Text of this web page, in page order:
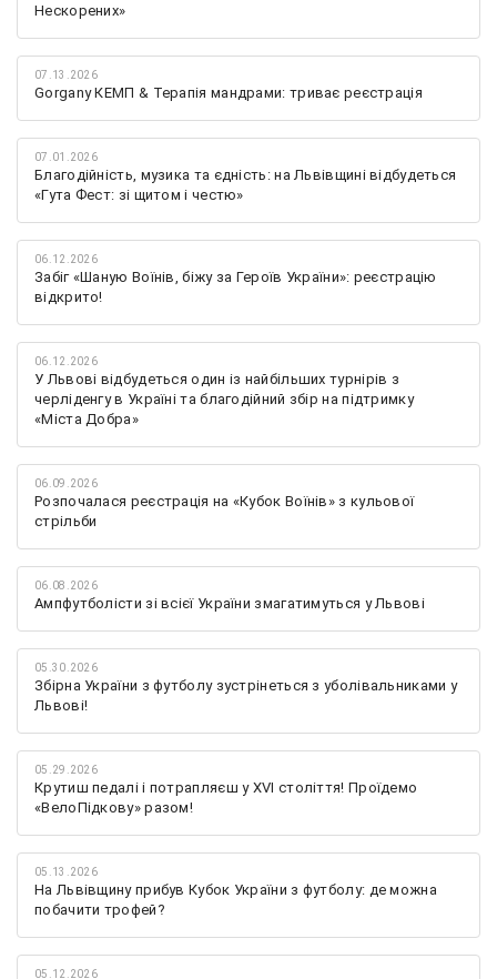
Нескорених»
07.13.2026
Gorgany КЕМП & Терапія мандрами: триває реєстрація
07.01.2026
Благодійність, музика та єдність: на Львівщині відбудеться
«Гута Фест: зі щитом і честю»
06.12.2026
Забіг «Шаную Воїнів, біжу за Героїв України»: реєстрацію
відкрито!
06.12.2026
У Львові відбудеться один із найбільших турнірів з
черліденгу в Україні та благодійний збір на підтримку
«Міста Добра»
06.09.2026
Розпочалася реєстрація на «Кубок Воїнів» з кульової
стрільби
06.08.2026
Ампфутболісти зі всієї України змагатимуться у Львові
05.30.2026
Збірна України з футболу зустрінеться з уболівальниками у
Львові!
05.29.2026
Крутиш педалі і потрапляєш у XVI століття! Проїдемо
«ВелоПідкову» разом!
05.13.2026
На Львівщину прибув Кубок України з футболу: де можна
побачити трофей?
05.12.2026